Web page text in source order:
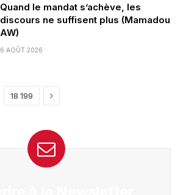
Quand le mandat s’achève, les
discours ne suffisent plus (Mamadou
AW)
6 AOÛT 2026
18 199 Next